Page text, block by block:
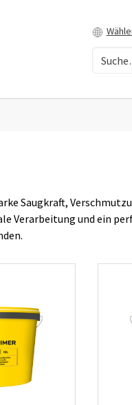
Saugkraft,
Verarbeitung und ein